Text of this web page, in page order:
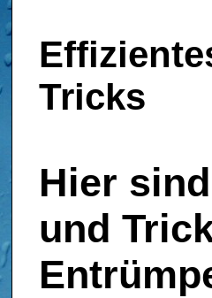
Tricks
Hier
und